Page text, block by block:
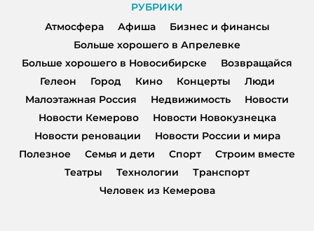
РУБРИКИ
Атмосфера
Афиша
Бизнес и финансы
Больше хорошего в Апрелевке
Больше хорошего в Новосибирске
Возвращайся
Гелеон
Город Кино Концерты
Люди
Малоэтажная Россия
Недвижимость
Новости
Новости Кемерово
Новости Новокузнецка
Новости реновации
Новости России и мира
Полезное
Семья и дети Спорт
Строим вместе
Театры
Технологии
Транспорт
Человек из Кемерова